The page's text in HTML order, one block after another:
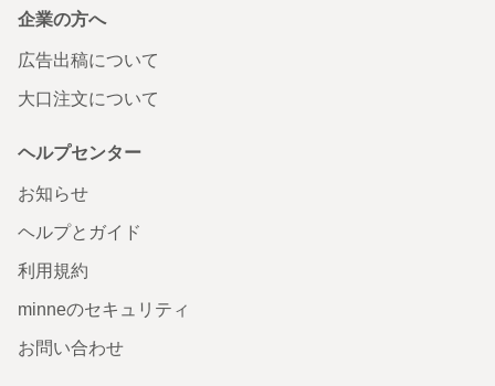
企業の方へ
広告出稿について
大口注文について
ヘルプセンター
お知らせ
ヘルプとガイド
利用規約
minneのセキュリティ
お問い合わせ